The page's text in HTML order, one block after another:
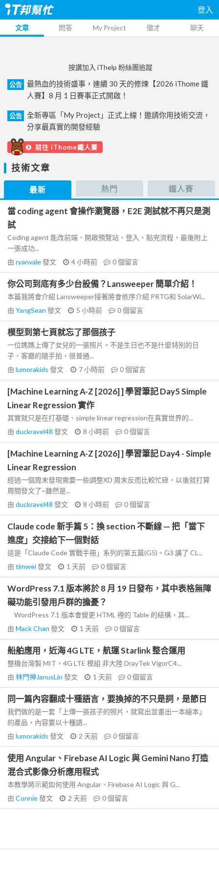
登入
文章 問答 My Project 徵才 聊天
按讚加入 iThelp 粉絲團追蹤
公告
最熱血的技術盛事，連續 30 天的修煉【2026 iThome 鐵
人賽】8 月 1 日賽事正式開啟！
公告
全新專區「My Project」正式上線！邀請你用技術交流，
分享最真實的開發經驗
前往 iThome鐵人賽
技術文章
最新 熱門 鐵人賽
當 coding agent 會操作瀏覽器，E2E 測試就不再只是測
試
Coding agent 能改前端、開啟預覽站、登入、點完流程，最後附上
一張成功...
由 ryanvale發文 4 小時前 0個留言
你公司到底有多少台設備？Lansweeper 簡單介紹！
本篇我將會介紹 Lansweeper接著將會依序介紹 PRTG和 SolarWi...
由 YangSean 發文 5 小時前 0個留言
模型到第七頁就忘了那個孩子
一位媽媽上傳了女兒的一張照片。不是生日也不是什麼特別的日
子，客廳的隨手拍，很普通...
由 lumorakids 發文 7 小時前 0個留言
[Machine Learning A-Z [2026] ] 學習筆記 Day5 Simple
Linear Regression 實作
其實就只是在打基礎、simple linear regression在真實世界的...
由 duckravel48 發文 8 小時前 0個留言
[Machine Learning A-Z [2026] ] 學習筆記 Day4 - Simple
Linear Regression
經過一個周末發現需要一些調整XD 周末反而比較忙碌，以後就打算
周間發文了~雖然是...
由 duckravel48 發文 8 小時前 0個留言
Claude code 新手篇 5：換 section 不斷線 — 把「當下
進度」交接給下一個對話
這是「Claude Code 實戰手冊」系列的第五篇(G5)。G3 講了 CL...
由 timwei發文 1 天前 0個留言
WordPress 7.1 版本將於 8 月 19 日發布，其中表格無障
礙功能引發用戶群的擔憂？
WordPress 7.1 版本會變更 HTML 裡的 Table 的結構，其...
由 Mack Chan 發文 1 天前 0個留言
船舶應用，近海 4G LTE，航運 Starlink 整合運用
整機台灣製 MIT，4G LTE 模組 非大陸 DrayTek VigorC4...
由 林門神JanusLin 發文 1 天前 0個留言
同一篇內容翻成十種語言，要換掉的不只是詞，是節日
我們做的是一套「上傳一張孩子的照片，就寫出並畫出一本繪本」
的產品，內容要以十種語...
由 lumorakids 發文 2 天前 0個留言
使用 Angular、Firebase AI Logic 與 Gemini Nano 打造
混合式影像分析應用程式
本教學將示範如何使用 Angular、Firebase AI Logic 與 G...
由 Connie發文 2 天前 0個留言